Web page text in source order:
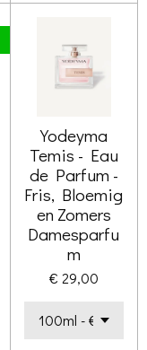
Yodeyma
Temis - Eau
de Parfum -
Fris, Bloemig
en Zomers
Damesparfu
m
€ 29,00